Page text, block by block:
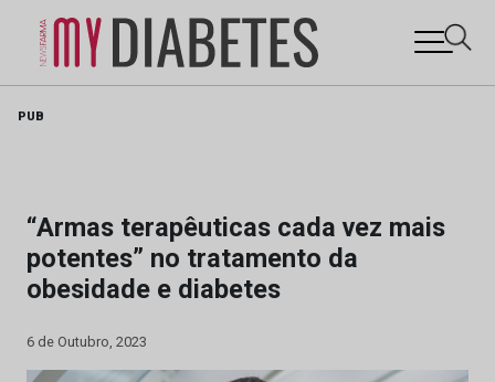
PUB
“Armas terapêuticas cada vez mais
potentes” no tratamento da
obesidade e diabetes
6 de Outubro, 2023